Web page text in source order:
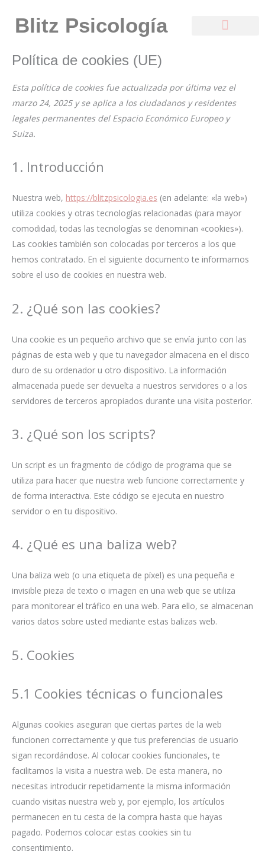
contenidoBlitz Psicología
Política de cookies (UE)
Esta política de cookies fue actualizada por última vez el
marzo 24, 2025 y se aplica a los ciudadanos y residentes
legales permanentes del Espacio Económico Europeo y
Suiza.
1. Introducción
Nuestra web, https://blitzpsicologia.es (en adelante: «la web»)
utiliza cookies y otras tecnologías relacionadas (para mayor
comodidad, todas las tecnologías se denominan «cookies»).
Las cookies también son colocadas por terceros a los que
hemos contratado. En el siguiente documento te informamos
sobre el uso de cookies en nuestra web.
2. ¿Qué son las cookies?
Una cookie es un pequeño archivo que se envía junto con las
páginas de esta web y que tu navegador almacena en el disco
duro de su ordenador u otro dispositivo. La información
almacenada puede ser devuelta a nuestros servidores o a los
servidores de terceros apropiados durante una visita posterior.
3. ¿Qué son los scripts?
Un script es un fragmento de código de programa que se
utiliza para hacer que nuestra web funcione correctamente y
de forma interactiva. Este código se ejecuta en nuestro
servidor o en tu dispositivo.
4. ¿Qué es una baliza web?
Una baliza web (o una etiqueta de píxel) es una pequeña e
invisible pieza de texto o imagen en una web que se utiliza
para monitorear el tráfico en una web. Para ello, se almacenan
varios datos sobre usted mediante estas balizas web.
5. Cookies
5.1 Cookies técnicas o funcionales
Algunas cookies aseguran que ciertas partes de la web
funcionen correctamente y que tus preferencias de usuario
sigan recordándose. Al colocar cookies funcionales, te
facilitamos la visita a nuestra web. De esta manera, no
necesitas introducir repetidamente la misma información
cuando visitas nuestra web y, por ejemplo, los artículos
permanecen en tu cesta de la compra hasta que hayas
pagado. Podemos colocar estas cookies sin tu
consentimiento.